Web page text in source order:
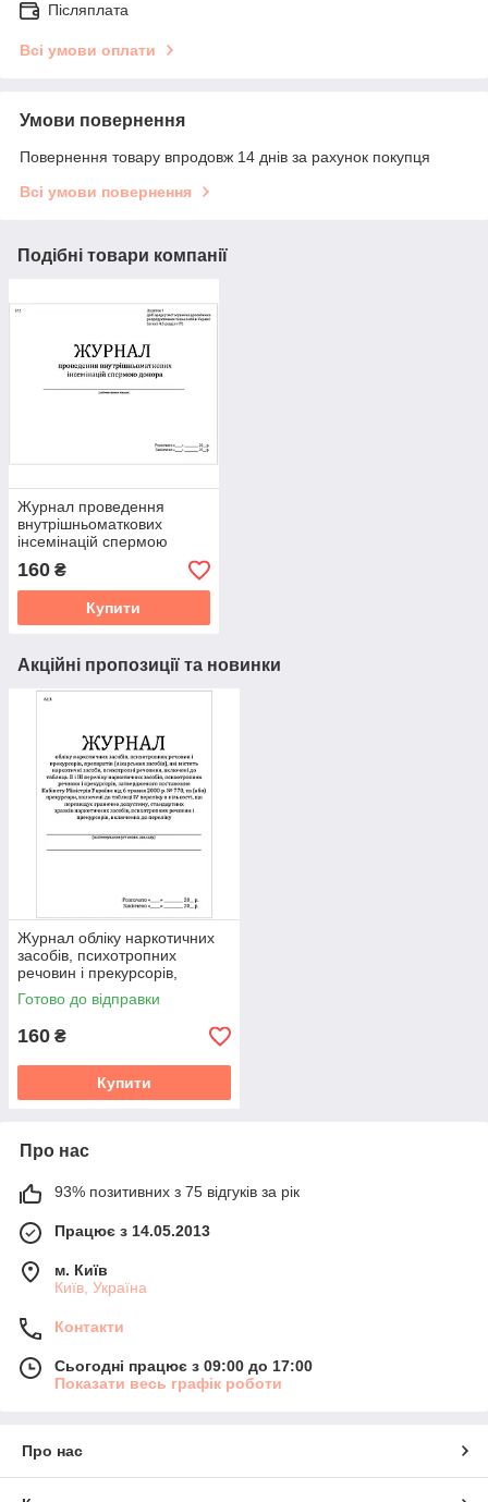
Післяплата
Всі умови оплати
Умови повернення
Повернення товару впродовж 14 днів за рахунок покупця
Всі умови повернення
Подібні товари компанії
Журнал проведення
внутрішньоматкових
інсемінацій спермою
донора (572)
160 ₴
Купити
Акційні пропозиції та новинки
Журнал обліку наркотичних
засобів, психотропних
речовин і прекурсорів,
препаратів (лікарських
засобів), які містять наркот
(613)
Готово до відправки
160 ₴
Купити
Про нас
93% позитивних з 75 відгуків за рік
Працює з 14.05.2013
м. Київ
Київ, Україна
Контакти
Сьогодні працює з 09:00 до 17:00
Показати весь графік роботи
Про нас